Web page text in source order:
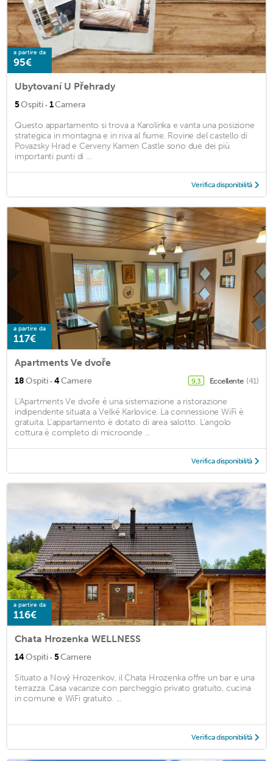
a partire da
95€
Ubytovaní U Přehrady
5Ospiti · 1Camera
Questo appartamento si trova a Karolinka e vanta una posizione
strategica in montagna e in riva al fiume. Rovine del castello di
Povazsky Hrad e Cerveny Kamen Castle sono due dei più
importanti punti di ...
Verifica disponibilità
a partire da
117€
Apartments Ve dvoře
18Ospiti · 4Camere 9,3 Eccellente (41)
L'Apartments Ve dvoře è una sistemazione a ristorazione
indipendente situata a Velké Karlovice. La connessione WiFi è
gratuita. L'appartamento è dotato di area salotto. L'angolo
cottura è completo di microonde ...
Verifica disponibilità
a partire da
116€
Chata Hrozenka WELLNESS
14Ospiti · 5Camere
Situato a Nový Hrozenkov, il Chata Hrozenka offre un bar e una
terrazza. Casa vacanze con parcheggio privato gratuito, cucina
in comune e WiFi gratuito. ...
Verifica disponibilità